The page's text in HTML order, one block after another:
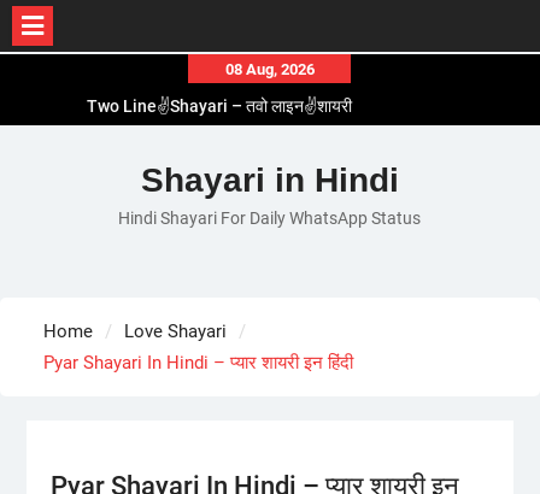
content
08 Aug, 2026
Two Line✌️Shayari – तवो लाइन✌️शायरी
Romantic Love😽Status – रोमांटिक लव😽स्टेटस
Love🥳Poetry In Hindi – लव🥳पोएट्री इन हिंदी
1 Line☝️Shayari In Hindi – १ लाइन☝️शायरी इन हिंदी
Shayari in Hindi
Hindi Shayari For Daily WhatsApp Status
Home
Love Shayari
Pyar Shayari In Hindi – प्यार शायरी इन हिंदी
Pyar Shayari In Hindi – प्यार शायरी इन